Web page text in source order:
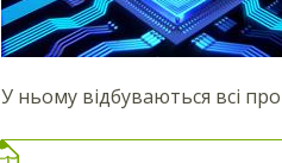
У ньому відбуваються всі